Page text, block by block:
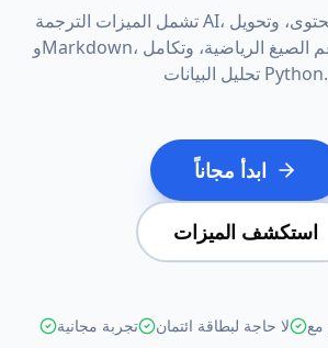
تشمل الميزات الترجمة AI، وتوسيع المحتوى، وتحويل LaTeX
وMarkdown، وتصحيح النحو، ودعم الصيغ الرياضية، وتكامل
تحليل البيانات Python.
ابدأ مجاناً
استكشف الميزات
تجربة مجانية لا حاجة لبطاقة ائتمان